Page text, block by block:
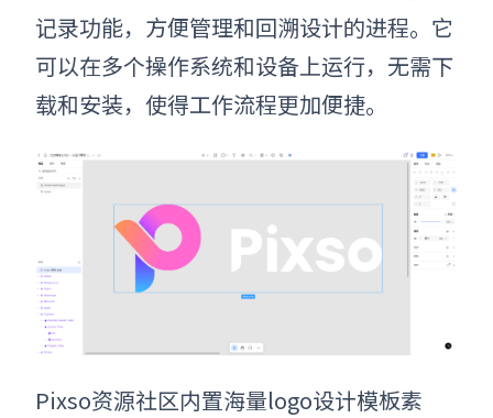
记录功能，方便管理和回溯设计的进程。它
可以在多个操作系统和设备上运行，无需下
载和安装，使得工作流程更加便捷。
Pixso资源社区内置海量logo设计模板素